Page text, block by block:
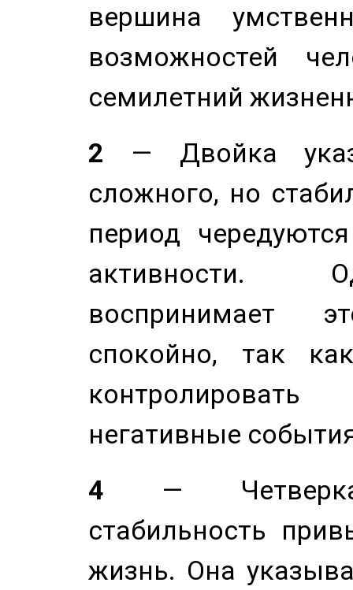
вершина
возможностей
семилетний
2 — Двойка
сложного, но
период
активности.
воспринимает
спокойно, так
негативные
4 — Четверка
стабильность
жизнь. Она